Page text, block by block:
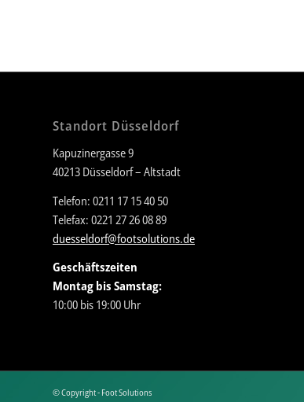
Standort Düsseldorf
Kapuzinergasse 9
40213 Düsseldorf – Altstadt
Telefon: 0211 17 15 40 50
Telefax: 0221 27 26 08 89
duesseldorf@footsolutions.de
Geschäftszeiten
Montag bis Samstag:
10:00 bis 19:00 Uhr
© Copyright - Foot Solutions